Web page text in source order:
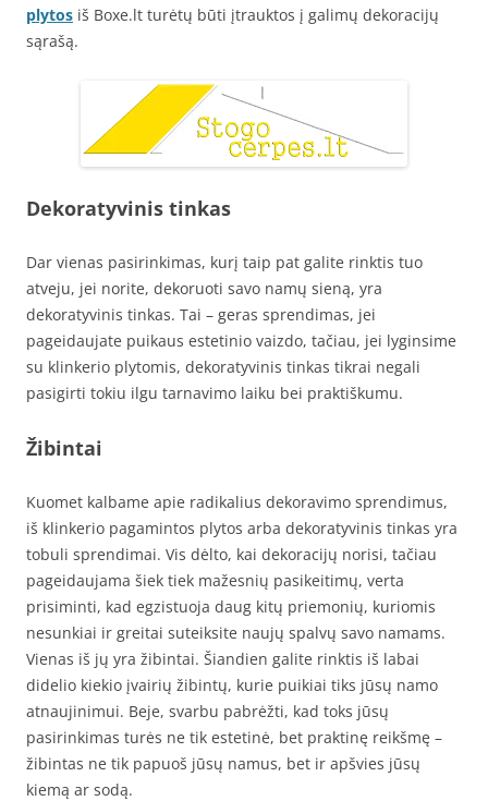
plytos iš Boxe.lt turėtų būti įtrauktos į galimų dekoracijų
sąrašą.
Dekoratyvinis tinkas
Dar vienas pasirinkimas, kurį taip pat galite rinktis tuo
atveju, jei norite, dekoruoti savo namų sieną, yra
dekoratyvinis tinkas. Tai – geras sprendimas, jei
pageidaujate puikaus estetinio vaizdo, tačiau, jei lyginsime
su klinkerio plytomis, dekoratyvinis tinkas tikrai negali
pasigirti tokiu ilgu tarnavimo laiku bei praktiškumu.
Žibintai
Kuomet kalbame apie radikalius dekoravimo sprendimus,
iš klinkerio pagamintos plytos arba dekoratyvinis tinkas yra
tobuli sprendimai. Vis dėlto, kai dekoracijų norisi, tačiau
pageidaujama šiek tiek mažesnių pasikeitimų, verta
prisiminti, kad egzistuoja daug kitų priemonių, kuriomis
nesunkiai ir greitai suteiksite naujų spalvų savo namams.
Vienas iš jų yra žibintai. Šiandien galite rinktis iš labai
didelio kiekio įvairių žibintų, kurie puikiai tiks jūsų namo
atnaujinimui. Beje, svarbu pabrėžti, kad toks jūsų
pasirinkimas turės ne tik estetinė, bet praktinę reikšmę –
žibintas ne tik papuoš jūsų namus, bet ir apšvies jūsų
kiemą ar sodą.